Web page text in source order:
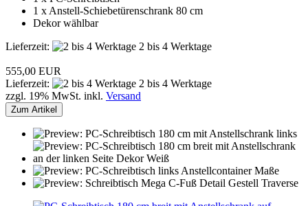
1 x Anstell-Schiebetürenschrank 80 cm
Dekor wählbar
Lieferzeit:
2 bis 4 Werktage
555,00 EUR
Lieferzeit:
2 bis 4 Werktage
zzgl. 19% MwSt. inkl. Versand
Zum Artikel